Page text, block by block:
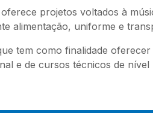
projetos voltados à
alimentação, uniforme e
tem como finalidade
e de cursos técnicos de nível